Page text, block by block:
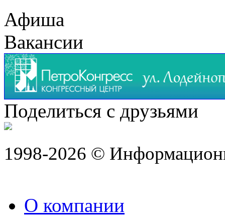
Афиша
Вакансии
Поделиться с друзьями
1998-2026 ©
О компании